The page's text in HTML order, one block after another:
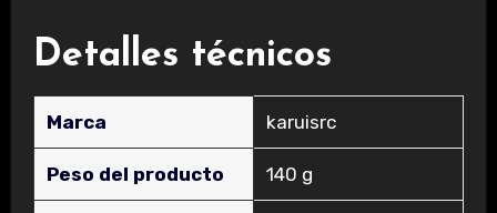
Detalles técnicos
Marca ‎karuisrc
Peso del producto ‎140 g